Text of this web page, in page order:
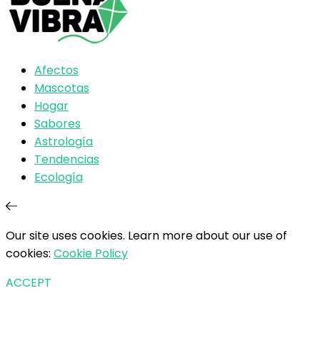
Afectos
Mascotas
Hogar
Sabores
Astrología
Tendencias
Ecología
Our site uses cookies. Learn more about our use of
cookies: Cookie Policy
ACCEPT